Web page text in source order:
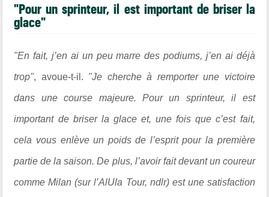
"Pour un sprinteur, il est important de briser la
glace"
"En fait, j’en ai un peu marre des podiums, j’en ai déjà
trop", avoue-t-il. "Je cherche à remporter une victoire
dans une course majeure. Pour un sprinteur, il est
important de briser la glace et, une fois que c’est fait,
cela vous enlève un poids de l’esprit pour la première
partie de la saison. De plus, l’avoir fait devant un coureur
comme Milan (sur l’AlUla Tour, ndlr) est une satisfaction